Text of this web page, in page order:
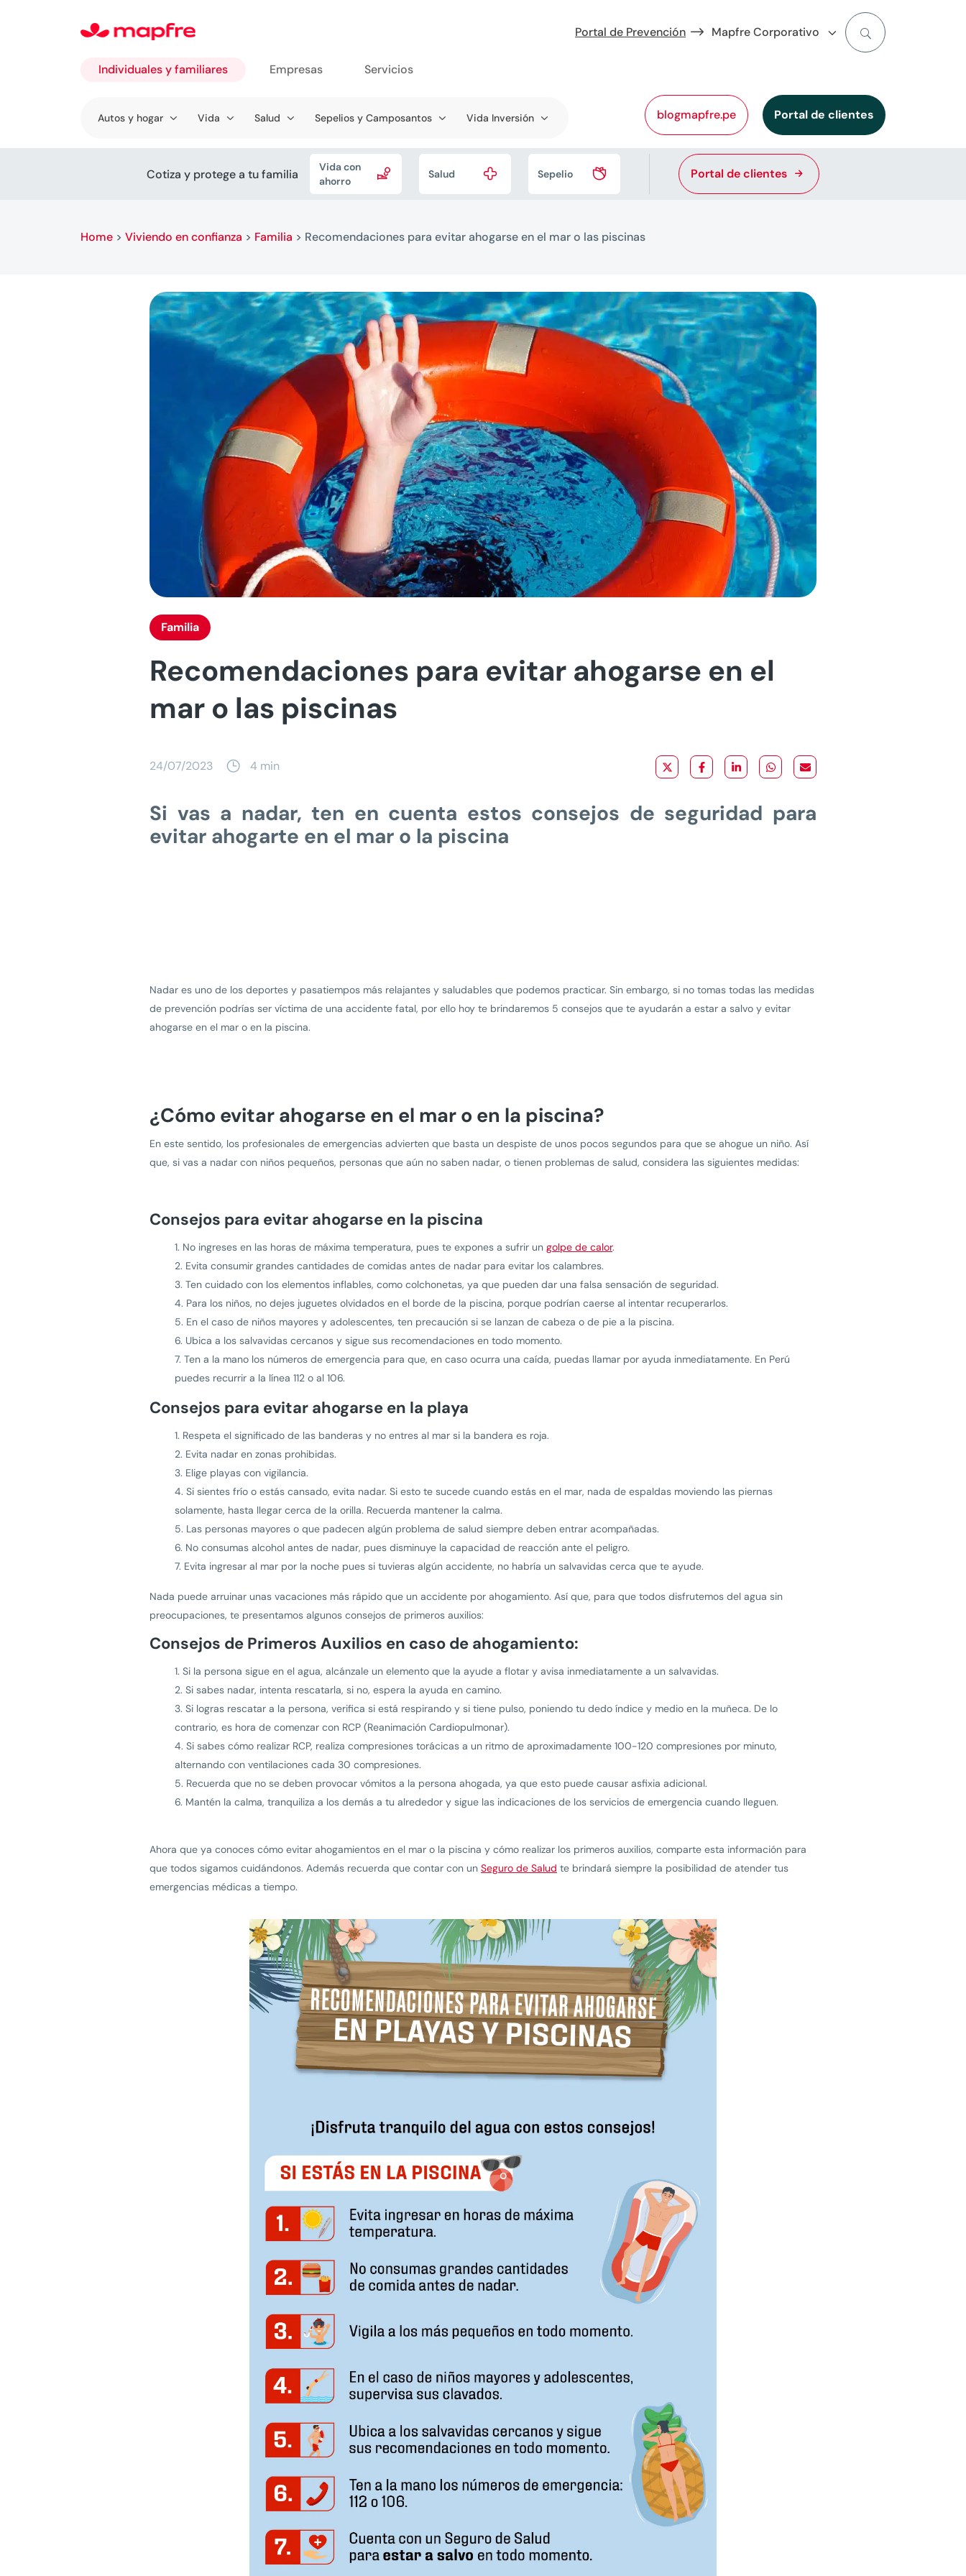
Portal de Prevención Mapfre Corporativo
blogmapfre.pe Portal de clientes
Individuales y familiares
Ir a
Autos y hogar Vida Salud Sepelios y Camposantos Vida Inversión
Empresas Servicios
Cotiza y protege a tu familia 
Vida con
ahorro

Salud 
Sepelio Portal de clientes
Home > Viviendo en confianza > Familia > Recomendaciones para evitar ahogarse en el mar o las piscinas
Familia
Recomendaciones para evitar ahogarse en el
mar o las piscinas
24/07/2023 4 min
Si vas a nadar, ten en cuenta estos consejos de seguridad para
evitar ahogarte en el mar o la piscina
Nadar es uno de los deportes y pasatiempos más relajantes y saludables que podemos practicar. Sin embargo, si no tomas todas las medidas
de prevención podrías ser víctima de una accidente fatal, por ello hoy te brindaremos 5 consejos que te ayudarán a estar a salvo y evitar
ahogarse en el mar o en la piscina.
¿Cómo evitar ahogarse en el mar o en la piscina?
En este sentido, los profesionales de emergencias advierten que basta un despiste de unos pocos segundos para que se ahogue un niño. Así
que, si vas a nadar con niños pequeños, personas que aún no saben nadar, o tienen problemas de salud, considera las siguientes medidas:
Consejos para evitar ahogarse en la piscina
No ingreses en las horas de máxima temperatura, pues te expones a sufrir un golpe de calor.
Evita consumir grandes cantidades de comidas antes de nadar para evitar los calambres.
Ten cuidado con los elementos inflables, como colchonetas, ya que pueden dar una falsa sensación de seguridad.
Para los niños, no dejes juguetes olvidados en el borde de la piscina, porque podrían caerse al intentar recuperarlos.
En el caso de niños mayores y adolescentes, ten precaución si se lanzan de cabeza o de pie a la piscina.
Ubica a los salvavidas cercanos y sigue sus recomendaciones en todo momento.
Ten a la mano los números de emergencia para que, en caso ocurra una caída, puedas llamar por ayuda inmediatamente. En Perú
puedes recurrir a la línea 112 o al 106.
Consejos para evitar ahogarse en la playa
Respeta el significado de las banderas y no entres al mar si la bandera es roja.
Evita nadar en zonas prohibidas.
Elige playas con vigilancia.
Si sientes frío o estás cansado, evita nadar. Si esto te sucede cuando estás en el mar, nada de espaldas moviendo las piernas
solamente, hasta llegar cerca de la orilla. Recuerda mantener la calma.
Las personas mayores o que padecen algún problema de salud siempre deben entrar acompañadas.
No consumas alcohol antes de nadar, pues disminuye la capacidad de reacción ante el peligro.
Evita ingresar al mar por la noche pues si tuvieras algún accidente, no habría un salvavidas cerca que te ayude.
Nada puede arruinar unas vacaciones más rápido que un accidente por ahogamiento. Así que, para que todos disfrutemos del agua sin
preocupaciones, te presentamos algunos consejos de primeros auxilios:
Consejos de Primeros Auxilios en caso de ahogamiento:
Si la persona sigue en el agua, alcánzale un elemento que la ayude a flotar y avisa inmediatamente a un salvavidas.
Si sabes nadar, intenta rescatarla, si no, espera la ayuda en camino.
Si logras rescatar a la persona, verifica si está respirando y si tiene pulso, poniendo tu dedo índice y medio en la muñeca. De lo
contrario, es hora de comenzar con RCP (Reanimación Cardiopulmonar).
Si sabes cómo realizar RCP, realiza compresiones torácicas a un ritmo de aproximadamente 100-120 compresiones por minuto,
alternando con ventilaciones cada 30 compresiones.
Recuerda que no se deben provocar vómitos a la persona ahogada, ya que esto puede causar asfixia adicional.
Mantén la calma, tranquiliza a los demás a tu alrededor y sigue las indicaciones de los servicios de emergencia cuando lleguen.
Ahora que ya conoces cómo evitar ahogamientos en el mar o la piscina y cómo realizar los primeros auxilios, comparte esta información para
que todos sigamos cuidándonos. Además recuerda que contar con un Seguro de Salud te brindará siempre la posibilidad de atender tus
emergencias médicas a tiempo.